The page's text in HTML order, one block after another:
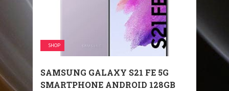
SHOP
SAMSUNG GALAXY S21 FE 5G
SMARTPHONE ANDROID 128GB